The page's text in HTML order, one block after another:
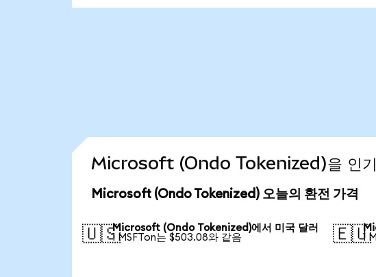
Microsoft (Ondo Tokenized)을 인기
Microsoft (Ondo Tokenized) 오늘의 환전 가격
🇺🇸Microsoft (Ondo Tokenized)에서 미국 달러
1 MSFTon는 $503.08와 같음
🇪🇺
1